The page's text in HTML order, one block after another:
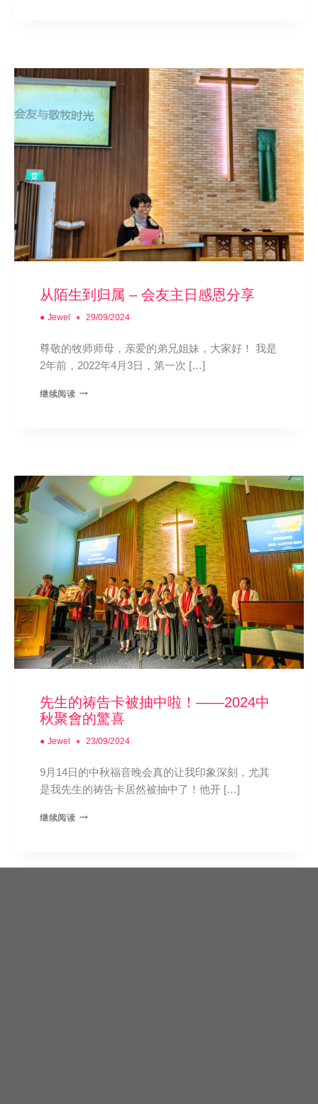
从陌生到归属 – 会友主日感恩分享
● Jewel 29/09/2024
尊敬的牧师师母，亲爱的弟兄姐妹，大家好！ 我是
2年前，2022年4月3日，第一次 […]
继续阅读
先生的祷告卡被抽中啦！——2024中
秋聚會的驚喜
● Jewel 23/09/2024
9月14日的中秋福音晚会真的让我印象深刻，尤其
是我先生的祷告卡居然被抽中了！他开 […]
继续阅读